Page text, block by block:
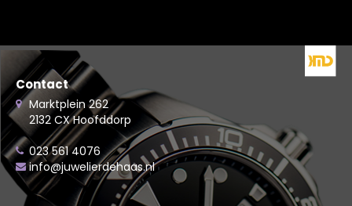
Contact
Marktplein 262
2132 CX Hoofddorp
023 561 4076
info@juwelierdehaas.nl